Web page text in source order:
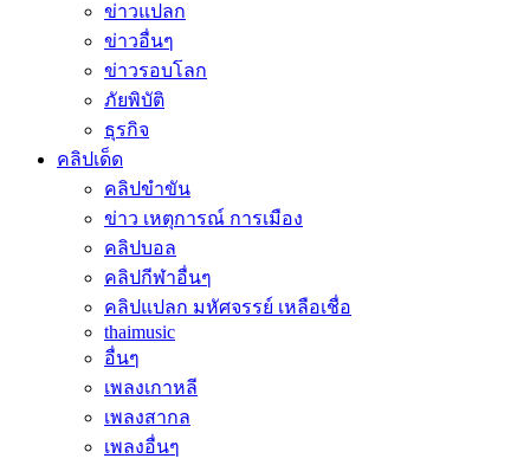
ข่าวแปลก
ข่าวอื่นๆ
ข่าวรอบโลก
ภัยพิบัติ
ธุรกิจ
คลิปเด็ด
คลิปขำขัน
ข่าว เหตุการณ์ การเมือง
คลิปบอล
คลิปกีฬาอื่นๆ
คลิปแปลก มหัศจรรย์ เหลือเชื่อ
thaimusic
อื่นๆ
เพลงเกาหลี
เพลงสากล
เพลงอื่นๆ